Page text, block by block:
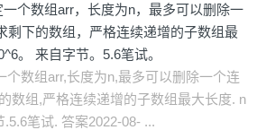
一个数组arr，长度为n，最多可以删除一
剩下的数组，严格连续递增的子数组最
。 来自字节。5.6笔试。
个数组arr,长度为n,最多可以删除一个连
数组,严格连续递增的子数组最大长度. n
笔试. 答案2022-08- ...